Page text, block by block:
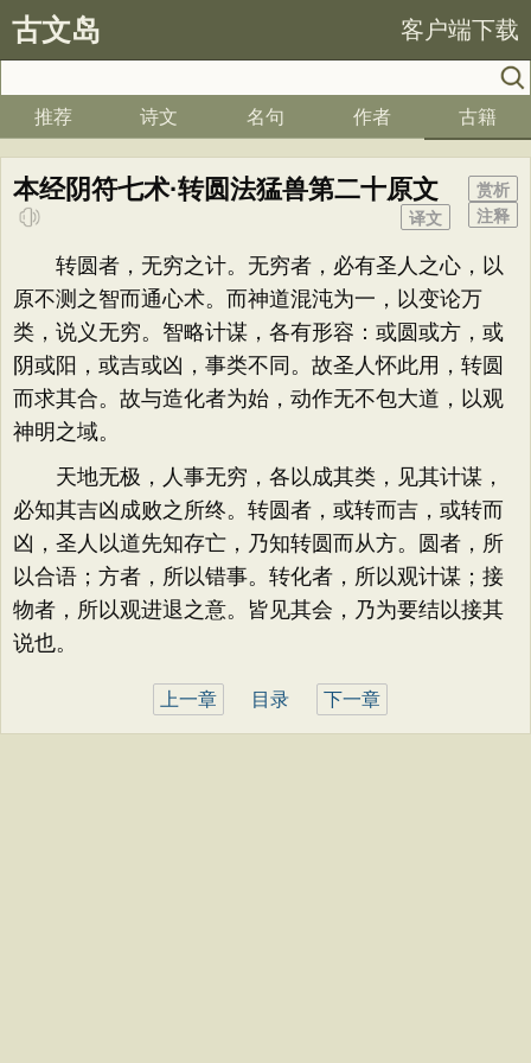
古文岛 客户端下载
推荐 诗文 名句 作者 古籍
本经阴符七术·转圆法猛兽第二十原文
赏析
注释
译文
转圆者，无穷之计。无穷者，必有圣人之心，以
原不测之智而通心术。而神道混沌为一，以变论万
类，说义无穷。智略计谋，各有形容：或圆或方，或
阴或阳，或吉或凶，事类不同。故圣人怀此用，转圆
而求其合。故与造化者为始，动作无不包大道，以观
神明之域。
天地无极，人事无穷，各以成其类，见其计谋，
必知其吉凶成败之所终。转圆者，或转而吉，或转而
凶，圣人以道先知存亡，乃知转圆而从方。圆者，所
以合语；方者，所以错事。转化者，所以观计谋；接
物者，所以观进退之意。皆见其会，乃为要结以接其
说也。
上一章 目录 下一章